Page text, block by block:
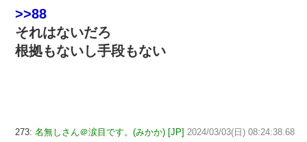
>>88
それはないだろ
根拠もないし手段もない
273: 名無しさん＠涙目です。(みかか) [JP] 2024/03/03(日) 08:24:38.68